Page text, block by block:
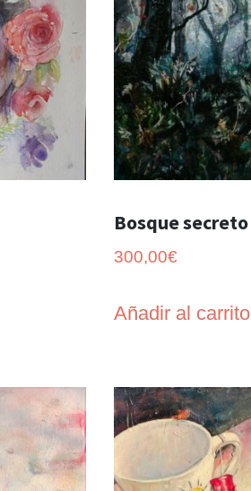
Bosque secreto
300,00€
Añadir al carrito